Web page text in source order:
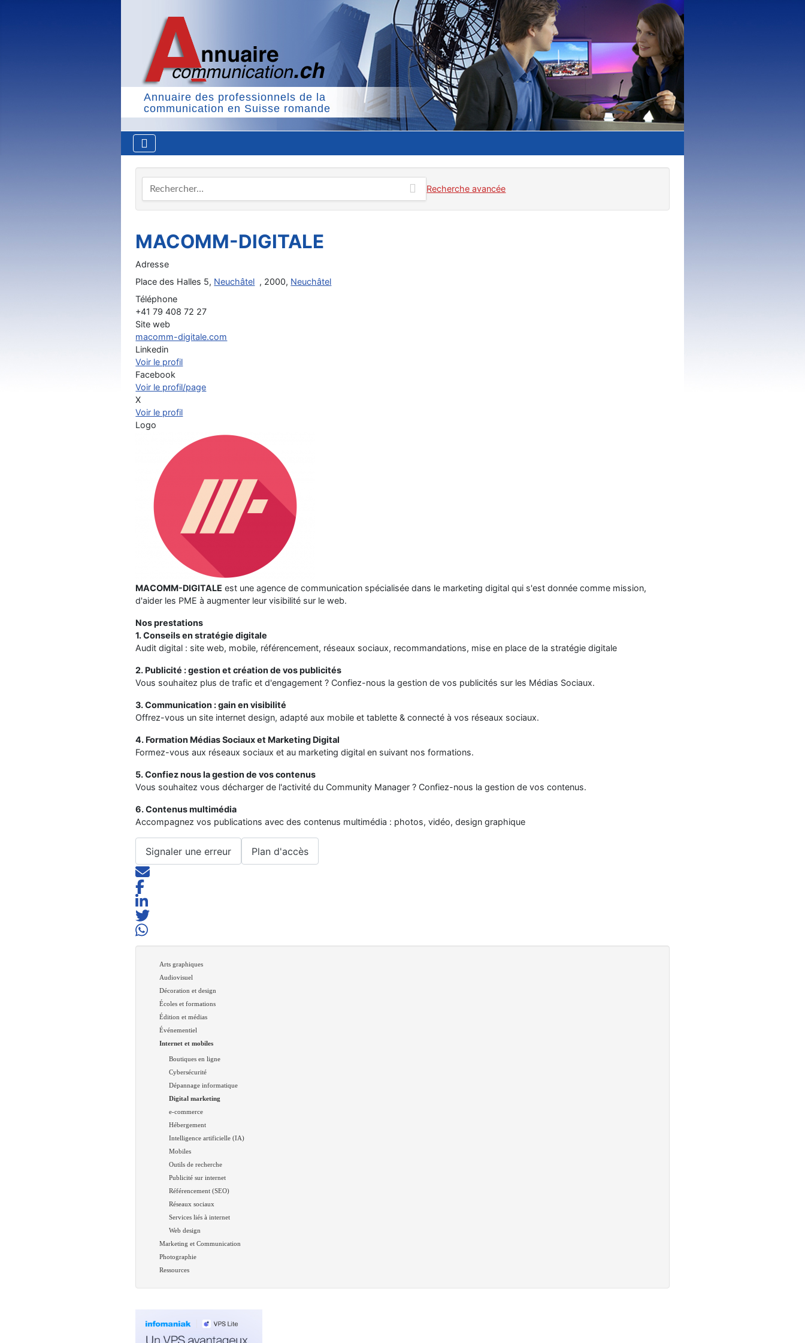
Annuaire des professionnels de la
communication en Suisse romande
Recherche avancée
MACOMM-DIGITALE
Adresse
Place des Halles 5, Neuchâtel , 2000, Neuchâtel
Téléphone
+41 79 408 72 27
Site web
macomm-digitale.com
Linkedin
Voir le profil
Facebook
Voir le profil/page
X
Voir le profil
Logo
MACOMM-DIGITALE est une agence de communication spécialisée dans le marketing digital qui s'est donnée comme mission,
d'aider les PME à augmenter leur visibilité sur le web.
Nos prestations
1. Conseils en stratégie digitale
Audit digital : site web, mobile, référencement, réseaux sociaux, recommandations, mise en place de la stratégie digitale
2. Publicité : gestion et création de vos publicités
Vous souhaitez plus de trafic et d'engagement ? Confiez-nous la gestion de vos publicités sur les Médias Sociaux.
3. Communication : gain en visibilité
Offrez-vous un site internet design, adapté aux mobile et tablette & connecté à vos réseaux sociaux.
4. Formation Médias Sociaux et Marketing Digital
Formez-vous aux réseaux sociaux et au marketing digital en suivant nos formations.
5. Confiez nous la gestion de vos contenus
Vous souhaitez vous décharger de l'activité du Community Manager ? Confiez-nous la gestion de vos contenus.
6. Contenus multimédia
Accompagnez vos publications avec des contenus multimédia : photos, vidéo, design graphique
Signaler une erreur Plan d'accès
Arts graphiques
Audiovisuel
Décoration et design
Écoles et formations
Édition et médias
Événementiel
Internet et mobiles
Boutiques en ligne
Cybersécurité
Dépannage informatique
Digital marketing
e-commerce
Hébergement
Intelligence artificielle (IA)
Mobiles
Outils de recherche
Publicité sur internet
Référencement (SEO)
Réseaux sociaux
Services liés à internet
Web design
Marketing et Communication
Photographie
Ressources